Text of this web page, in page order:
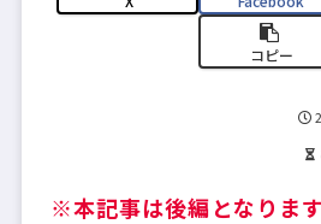
コピー
※本記事は後編となります